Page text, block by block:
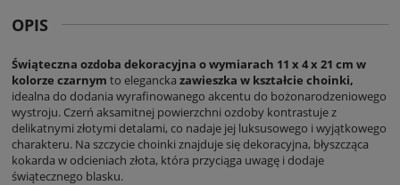
OPIS
Świąteczna ozdoba dekoracyjna o wymiarach 11 x 4 x 21 cm w
kolorze czarnym to elegancka zawieszka w kształcie choinki,
idealna do dodania wyrafinowanego akcentu do bożonarodzeniowego
wystroju. Czerń aksamitnej powierzchni ozdoby kontrastuje z
delikatnymi złotymi detalami, co nadaje jej luksusowego i wyjątkowego
charakteru. Na szczycie choinki znajduje się dekoracyjna, błyszcząca
kokarda w odcieniach złota, która przyciąga uwagę i dodaje
świątecznego blasku.